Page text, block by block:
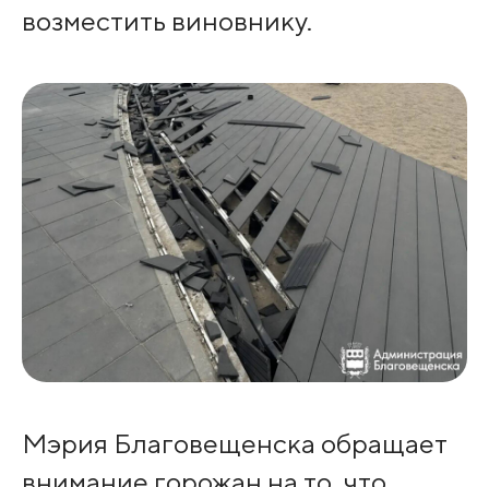
возместить виновнику.
Мэрия Благовещенска обращает